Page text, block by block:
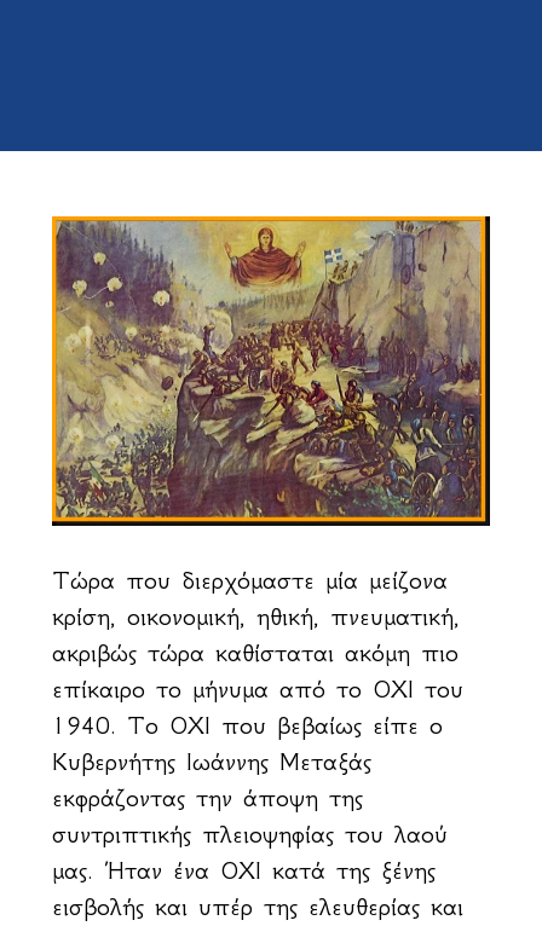
Τώρα που διερχόμαστε μία μείζονα
κρίση, οικονομική, ηθική, πνευματική,
ακριβώς τώρα καθίσταται ακόμη πιο
επίκαιρο το μήνυμα από το ΟΧΙ του
1940. Το ΟΧΙ που βεβαίως είπε ο
Κυβερνήτης Ιωάννης Μεταξάς
εκφράζοντας την άποψη της
συντριπτικής πλειοψηφίας του λαού
μας. Ήταν ένα ΟΧΙ κατά της ξένης
εισβολής και υπέρ της ελευθερίας και